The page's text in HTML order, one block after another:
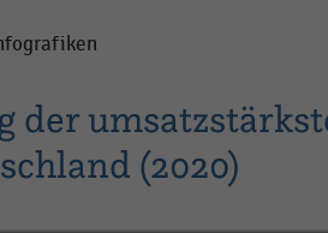
der
(2020)